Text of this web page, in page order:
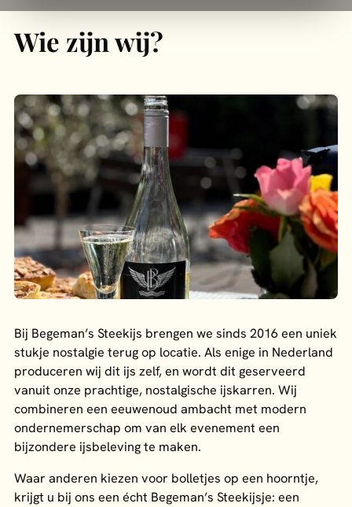
Wie zijn wij?
Bij Begeman’s Steekijs brengen we sinds 2016 een uniek
stukje nostalgie terug op locatie. Als enige in Nederland
produceren wij dit ijs zelf, en wordt dit geserveerd
vanuit onze prachtige, nostalgische ijskarren. Wij
combineren een eeuwenoud ambacht met modern
ondernemerschap om van elk evenement een
bijzondere ijsbeleving te maken.
Waar anderen kiezen voor bolletjes op een hoorntje,
krijgt u bij ons een écht Begeman’s Steekijsje: een